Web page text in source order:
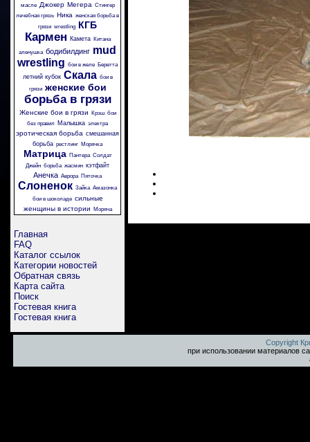
масле
Джокер Мегера Стингер
лечебная грязь Ника женская борьба в
грязи wrestling КГБ
Кармен Камета Китана
аленушка бодибилдинг mud
wrestling бои в желе Беретта
летний кубок Скала бои в
грязи женские бои
борьба в грязи
Женские бои в грязи Крэш бои
без правил Малышка электра
эротическая борьба смешанная
борьба рестлинг Морячка
Матрица Пантера Солдат
Джейн борьба жасмин кэтфайт
Анечка Аврора Пяточка
Слоненок Зайка Амазонка
бои в шоколаде сильные
женщины в истории
Моряча
Главная
FAQ
Каталог ссылок
Категории новостей
Обратная связь
Карта сайта
Поиск
Гостевая книга
Гостевая книга
Copyright
при использовании материалов